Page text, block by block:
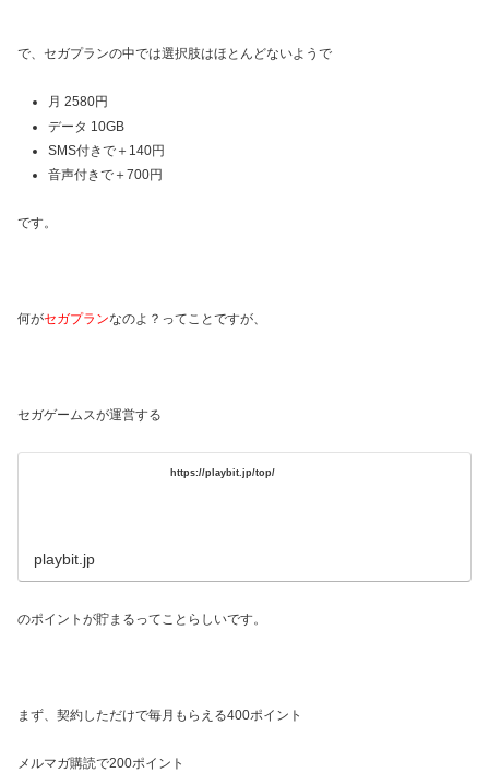
で、セガプランの中では選択肢はほとんどないようで
月 2580円
データ 10GB
SMS付きで＋140円
音声付きで＋700円
です。
何がセガプランなのよ？ってことですが、
セガゲームスが運営する
https://playbit.jp/top/
playbit.jp
のポイントが貯まるってことらしいです。
まず、契約しただけで毎月もらえる400ポイント
メルマガ購読で200ポイント